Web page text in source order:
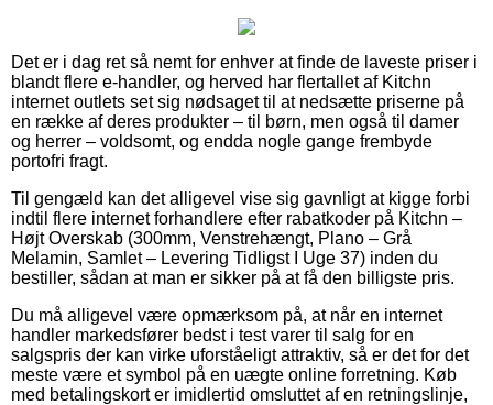
Det er i dag ret så nemt for enhver at finde de laveste priser i
blandt flere e-handler, og herved har flertallet af Kitchn
internet outlets set sig nødsaget til at nedsætte priserne på
en række af deres produkter – til børn, men også til damer
og herrer – voldsomt, og endda nogle gange frembyde
portofri fragt.
Til gengæld kan det alligevel vise sig gavnligt at kigge forbi
indtil flere internet forhandlere efter rabatkoder på Kitchn –
Højt Overskab (300mm, Venstrehængt, Plano – Grå
Melamin, Samlet – Levering Tidligst I Uge 37) inden du
bestiller, sådan at man er sikker på at få den billigste pris.
Du må alligevel være opmærksom på, at når en internet
handler markedsfører bedst i test varer til salg for en
salgspris der kan virke uforståeligt attraktiv, så er det for det
meste være et symbol på en uægte online forretning. Køb
med betalingskort er imidlertid omsluttet af en retningslinje,